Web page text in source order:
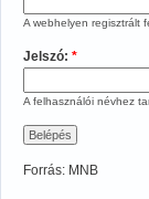
A webhelyen regisztrált
Jelszó: *
A felhasználói névhez
Forrás: MNB